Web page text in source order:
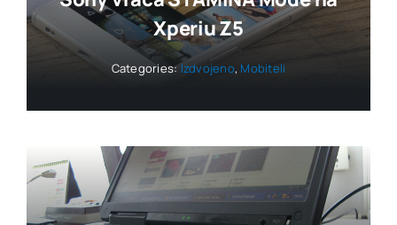
Xperiu Z5
Categories:Izdvojeno, Mobiteli